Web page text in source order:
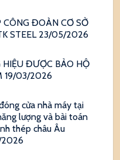
CÔNG ĐOÀN CƠ SỞ
STEEL 23/05/2026
HIỆU ĐƯỢC BẢO HỘ
19/03/2026
cửa nhà máy tại
lượng và bài toán
thép châu Âu